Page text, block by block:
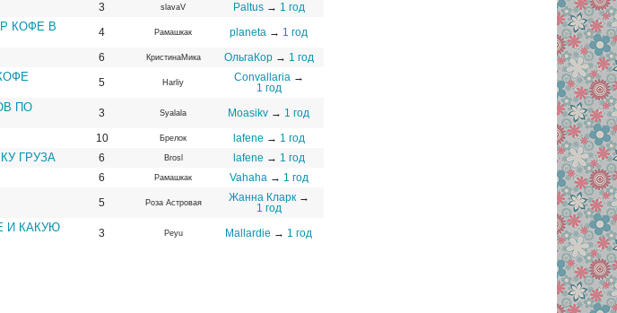
3 slavaV Paltus→ 1 год
КОФЕ В
4 Рамашкак planeta → 1 год
6 КристинаМика ОльгаКор→ 1 год
5 Harliy Convallaria →
1 год
ПО
3 Syalala Moasikv → 1 год
10 Брелок lafene → 1 год
ГРУЗА 6 Brosl lafene → 1 год
6 Рамашкак Vahaha → 1 год
5 Роза Астровая Жанна Кларк→
1 год
И КАКУЮ
3 Peyu Mallardie → 1 год